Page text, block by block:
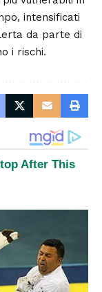
intensificati
da parte di
i rischi.